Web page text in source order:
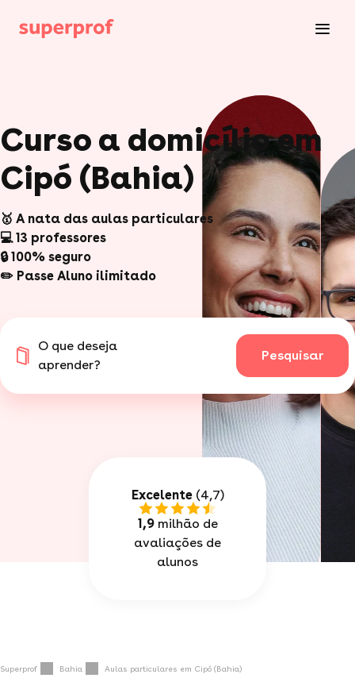
Curso a domicílio em
Cipó (Bahia)
🥇 A nata das aulas particulares
💻 13 professores
🔒 100% seguro
✏️ Passe Aluno ilimitado
O que deseja
aprender?
Pesquisar
Excelente(4,7)
1,9milhão de
avaliações de
alunos
Superprof Bahia Aulas particulares em Cipó (Bahia)